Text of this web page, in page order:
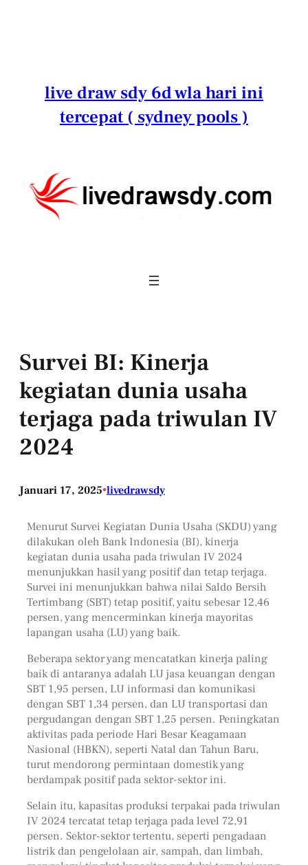
live draw sdy 6d wla hari ini
tercepat ( sydney pools )
Survei BI: Kinerja
kegiatan dunia usaha
terjaga pada triwulan IV
2024
Januari 17, 2025•livedrawsdy
Menurut Survei Kegiatan Dunia Usaha (SKDU) yang
dilakukan oleh Bank Indonesia (BI), kinerja
kegiatan dunia usaha pada triwulan IV 2024
menunjukkan hasil yang positif dan tetap terjaga.
Survei ini menunjukkan bahwa nilai Saldo Bersih
Tertimbang (SBT) tetap positif, yaitu sebesar 12,46
persen, yang mencerminkan kinerja mayoritas
lapangan usaha (LU) yang baik.
Beberapa sektor yang mencatatkan kinerja paling
baik di antaranya adalah LU jasa keuangan dengan
SBT 1,95 persen, LU informasi dan komunikasi
dengan SBT 1,34 persen, dan LU transportasi dan
pergudangan dengan SBT 1,25 persen. Peningkatan
aktivitas pada periode Hari Besar Keagamaan
Nasional (HBKN), seperti Natal dan Tahun Baru,
turut mendorong permintaan domestik yang
berdampak positif pada sektor-sektor ini.
Selain itu, kapasitas produksi terpakai pada triwulan
IV 2024 tercatat tetap terjaga pada level 72,91
persen. Sektor-sektor tertentu, seperti pengadaan
listrik dan pengelolaan air, sampah, dan limbah,